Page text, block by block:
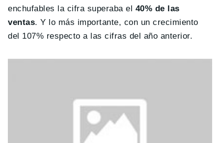
enchufables la cifra superaba el 40% de las
ventas. Y lo más importante, con un crecimiento
del 107% respecto a las cifras del año anterior.